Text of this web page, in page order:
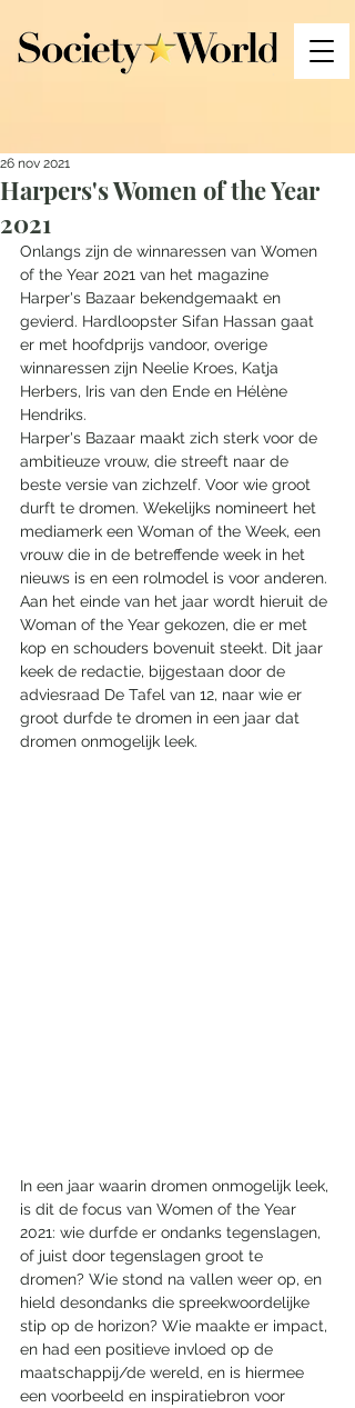
Harpers's Women of the Year
2021
26 nov 2021
Onlangs zijn de winnaressen van Women
of the Year 2021 van het magazine
Harper's Bazaar bekendgemaakt en
gevierd. Hardloopster Sifan Hassan gaat
er met hoofdprijs vandoor, overige
winnaressen zijn Neelie Kroes, Katja
Herbers, Iris van den Ende en Hélène
Hendriks.
Harper's Bazaar maakt zich sterk voor de
ambitieuze vrouw, die streeft naar de
beste versie van zichzelf. Voor wie groot
durft te dromen. Wekelijks nomineert het
mediamerk een Woman of the Week, een
vrouw die in de betreffende week in het
nieuws is en een rolmodel is voor anderen.
Aan het einde van het jaar wordt hieruit de
Woman of the Year gekozen, die er met
kop en schouders bovenuit steekt. Dit jaar
keek de redactie, bijgestaan door de
adviesraad De Tafel van 12, naar wie er
groot durfde te dromen in een jaar dat
dromen onmogelijk leek.
In een jaar waarin dromen onmogelijk leek,
is dit de focus van Women of the Year
2021: wie durfde er ondanks tegenslagen,
of juist door tegenslagen groot te
dromen? Wie stond na vallen weer op, en
hield desondanks die spreekwoordelijke
stip op de horizon? Wie maakte er impact,
en had een positieve invloed op de
maatschappij/de wereld, en is hiermee
een voorbeeld en inspiratiebron voor